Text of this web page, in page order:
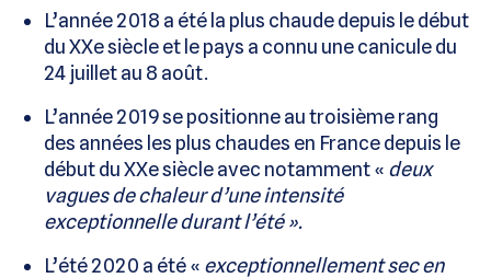
L’année 2018 a été la plus chaude depuis le début
du XXe siècle et le pays a connu une canicule du
24 juillet au 8 août.
L’année 2019 se positionne au troisième rang
des années les plus chaudes en France depuis le
début du XXe siècle avec notamment « deux
vagues de chaleur d’une intensité
exceptionnelle durant l’été ».
L’été 2020 a été « exceptionnellement sec en